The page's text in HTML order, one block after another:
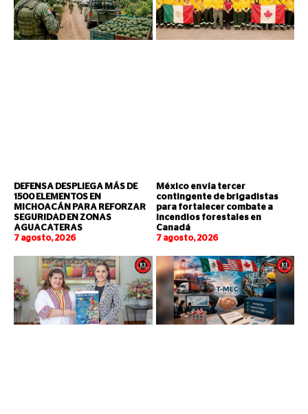
DEFENSA DESPLIEGA MÁS DE
1500 ELEMENTOS EN
MICHOACÁN PARA REFORZAR
SEGURIDAD EN ZONAS
AGUACATERAS
7 agosto, 2026
México envía tercer
contingente de brigadistas
para fortalecer combate a
incendios forestales en
Canadá
7 agosto, 2026